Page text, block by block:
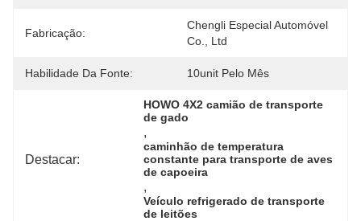
Fabricação:
Chengli Especial Automóvel
Co., Ltd
Habilidade Da Fonte: 10unit Pelo Mês
Destacar:
HOWO 4X2 camião de transporte
de gado
,
caminhão de temperatura
constante para transporte de aves
de capoeira
,
Veículo refrigerado de transporte
de leitões